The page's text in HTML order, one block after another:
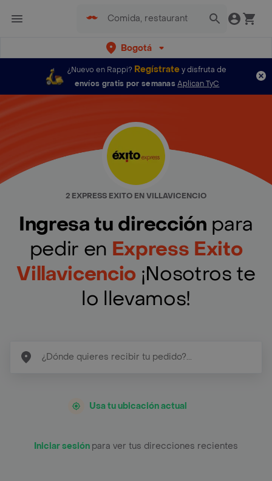
Bogotá
¿Nuevo en Rappi? Regístratey disfruta de
envíos gratis por semanas Aplican TyC
2 EXPRESS EXITO EN VILLAVICENCIO
Ingresa tu dirección para
pedir en Express Exito
Villavicencio ¡Nosotros te
lo llevamos!
Usa tu ubicación actual
Iniciar sesión para ver tus direcciones recientes